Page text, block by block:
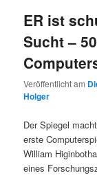
ER ist
Sucht –
Veröffentlicht am
Holger
Der Spiegel
erste
William
eines